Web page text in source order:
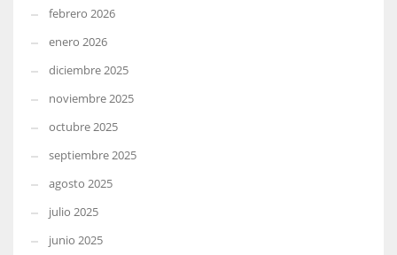
febrero 2026
enero 2026
diciembre 2025
noviembre 2025
octubre 2025
septiembre 2025
agosto 2025
julio 2025
junio 2025